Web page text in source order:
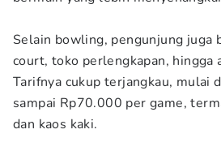
Selain bowling, pengunjung juga
court, toko perlengkapan, hingga
Tarifnya cukup terjangkau, mulai
sampai Rp70.000 per game,
dan kaos kaki.